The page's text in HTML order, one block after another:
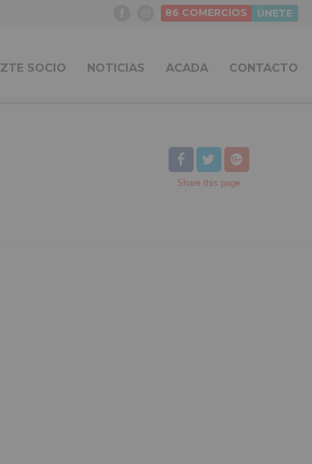
86 COMERCIOS ÚNETE
SOCIO NOTICIAS ACADA CONTACTO
Share this page